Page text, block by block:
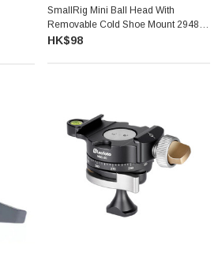
SmallRig Mini Ball Head With
Removable Cold Shoe Mount 2948
迷你球型雲台
HK$98